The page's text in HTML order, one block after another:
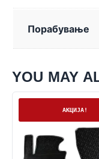
Порабување
YOU MAY
АКЦИЈА!